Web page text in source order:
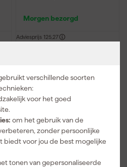
verschillende soorten
voor het goed
om het gebruik van de
zonder persoonlijke
biedt voor jou de best mogelijke
tonen van gepersonaliseerde
Morgen bezorgd
Adviesprijs 125,27